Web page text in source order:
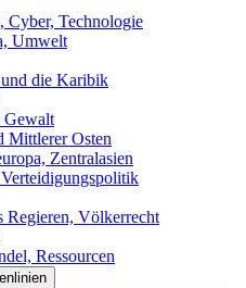
Cyber, Technologie
Umwelt
die Karibik
Gewalt
Mittlerer Osten
Zentralasien
Regieren, Völkerrecht
Ressourcen